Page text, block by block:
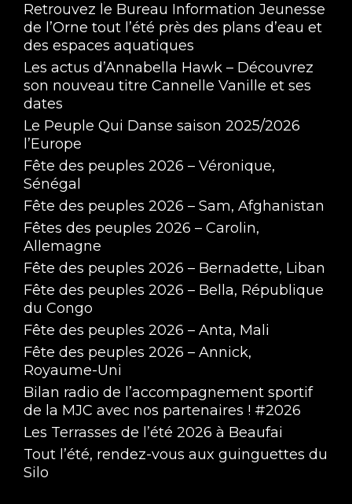
Retrouvez le Bureau Information Jeunesse
de l’Orne tout l’été près des plans d’eau et
des espaces aquatiques
Les actus d’Annabella Hawk – Découvrez
son nouveau titre Cannelle Vanille et ses
dates
Le Peuple Qui Danse saison 2025/2026
l’Europe
Fête des peuples 2026 – Véronique,
Sénégal
Fête des peuples 2026 – Sam, Afghanistan
Fêtes des peuples 2026 – Carolin,
Allemagne
Fête des peuples 2026 – Bernadette, Liban
Fête des peuples 2026 – Bella, République
du Congo
Fête des peuples 2026 – Anta, Mali
Fête des peuples 2026 – Annick,
Royaume-Uni
Bilan radio de l’accompagnement sportif
de la MJC avec nos partenaires ! #2026
Les Terrasses de l’été 2026 à Beaufai
Tout l’été, rendez-vous aux guinguettes du
Silo